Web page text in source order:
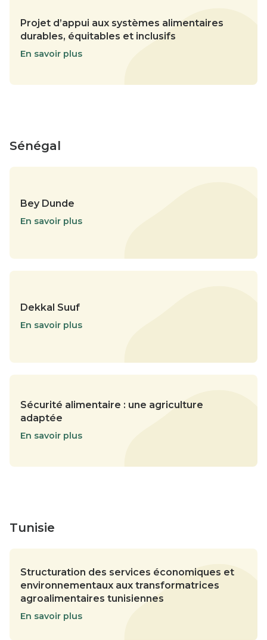
Projet d’appui aux systèmes alimentaires
durables, équitables et inclusifs
En savoir plus
Sénégal
Bey Dunde
En savoir plus
Dekkal Suuf
En savoir plus
Sécurité alimentaire : une agriculture
adaptée
En savoir plus
Tunisie
Structuration des services économiques et
environnementaux aux transformatrices
agroalimentaires tunisiennes
En savoir plus